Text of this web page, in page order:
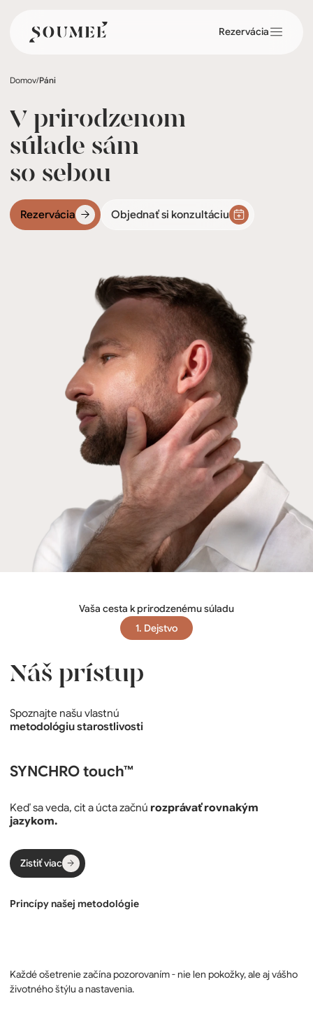
Rezervácia
Domov/Páni
V prirodzenom
súlade sám
so sebou
Rezervácia Objednať si konzultáciu
Vaša cesta k prirodzenému súladu
1. Dejstvo
Náš prístup
Spoznajte našu vlastnú
metodológiu starostlivosti
SYNCHRO touch™
Keď sa veda, cit a úcta začnú rozprávať rovnakým
jazykom.
Zistiť viac
Princípy našej metodológie
Každé ošetrenie začína pozorovaním - nie len pokožky, ale aj vášho
životného štýlu a nastavenia.